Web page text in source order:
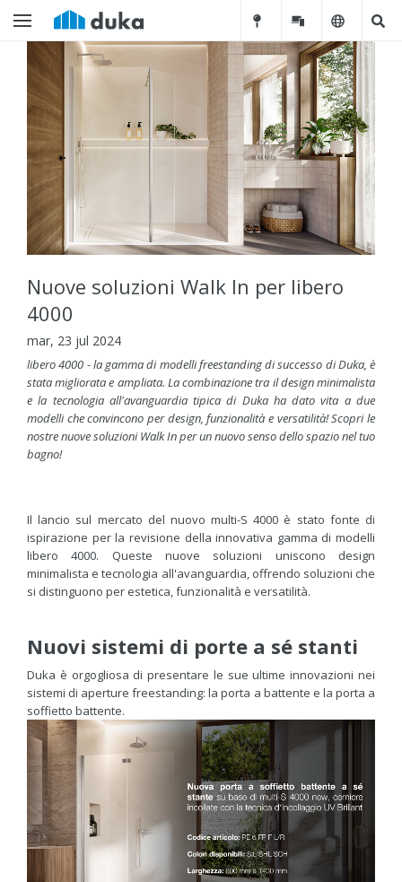
Nuove soluzioni Walk In per libero
4000
mar, 23 jul 2024
libero 4000 - la gamma di modelli freestanding di successo di Duka, è
stata migliorata e ampliata. La combinazione tra il design minimalista
e la tecnologia all'avanguardia tipica di Duka ha dato vita a due
modelli che convincono per design, funzionalità e versatilità! Scopri le
nostre nuove soluzioni Walk In per un nuovo senso dello spazio nel tuo
bagno!
Il lancio sul mercato del nuovo multi-S 4000 è stato fonte di
ispirazione per la revisione della innovativa gamma di modelli
libero 4000. Queste nuove soluzioni uniscono design
minimalista e tecnologia all'avanguardia, offrendo soluzioni che
si distinguono per estetica, funzionalità e versatilità.
Nuovi sistemi di porte a sé stanti
Duka è orgogliosa di presentare le sue ultime innovazioni nei
sistemi di aperture freestanding: la porta a battente e la porta a
soffietto battente.